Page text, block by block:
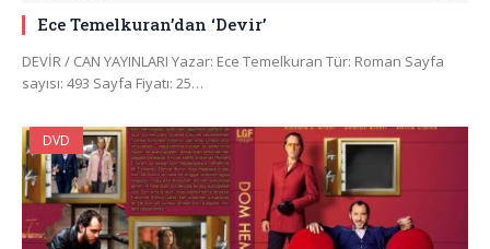
Ece Temelkuran’dan ‘Devir’
DEVİR / CAN YAYINLARI Yazar: Ece Temelkuran Tür: Roman Sayfa
sayısı: 493 Sayfa Fiyatı: 25…
DVD